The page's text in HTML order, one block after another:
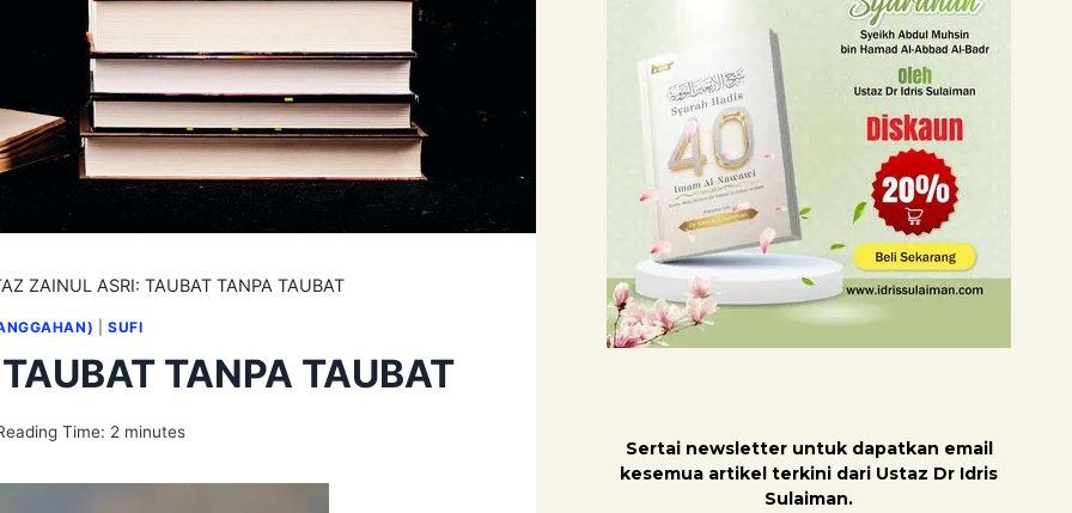
ZAINUL ASRI: TAUBAT TANPA TAUBAT
|SUFI
TANPA TAUBAT
Time: 2 minutes
Sertai newsletter untuk dapatkan email
kesemua artikel terkini dari Ustaz Dr Idris
Sulaiman.